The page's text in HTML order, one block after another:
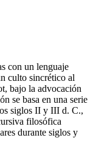
con un lenguaje
culto sincrético al
bajo la advocación
se basa en una serie
siglos II y III d. C.,
filosófica
durante siglos y